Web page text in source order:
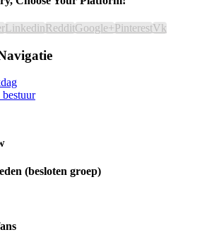
LinkedinRedditGoogle+PinterestVk
(besloten groep)